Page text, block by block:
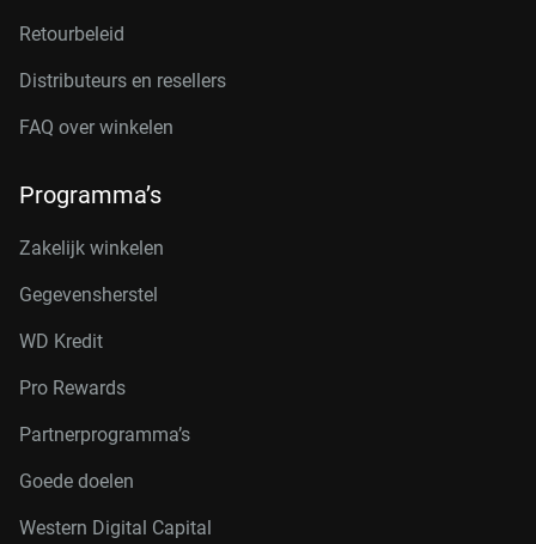
Retourbeleid
Distributeurs en resellers
FAQ over winkelen
Programma’s
Zakelijk winkelen
Gegevensherstel
WD Kredit
Pro Rewards
Partnerprogramma’s
Goede doelen
Western Digital Capital